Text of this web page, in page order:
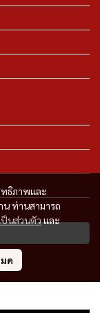
ทธิภาพและ
น ท่านสามารถ
ป็นส่วนตัวและ
ด